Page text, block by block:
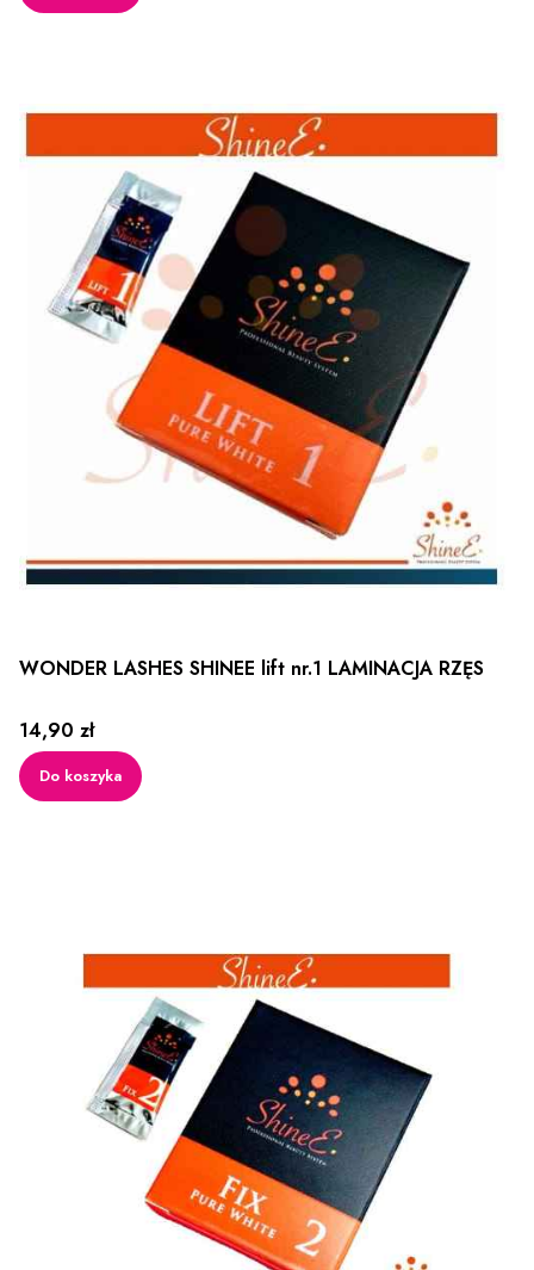
WONDER LASHES SHINEE lift nr.1 LAMINACJA RZĘS
Cena
14,90 zł
Do koszyka